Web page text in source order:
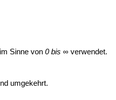
Sinne von 0 bis ∞verwendet.
umgekehrt.